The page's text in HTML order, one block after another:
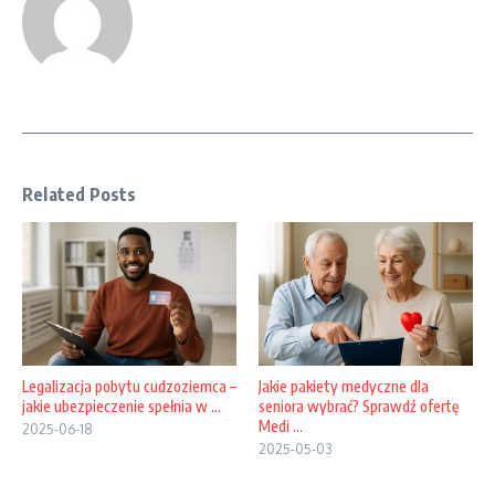
Related Posts
Legalizacja pobytu cudzoziemca –
jakie ubezpieczenie spełnia w ...
2025-06-18
Jakie pakiety medyczne dla
seniora wybrać? Sprawdź ofertę
Medi ...
2025-05-03